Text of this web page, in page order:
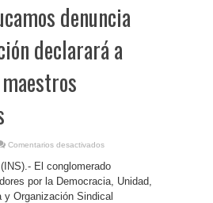
denuncia
declarará a
Comentarios desactivados
Rico-
Educamos
denuncia
que
Educación
El conglomerado
por la Democracia, Unidad,
y Organización Sindical